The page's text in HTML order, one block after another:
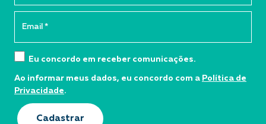
Eu concordo em receber comunicações.
Ao informar meus dados, eu concordo com a Política de
Privacidade.
Cadastrar